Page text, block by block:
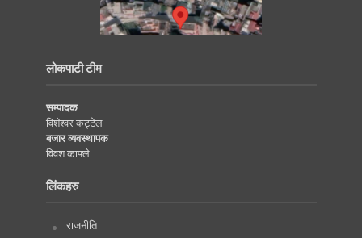
लोकपाटी टीम
सम्पादक
विशेश्वर कट्टेल
बजार व्यवस्थापक
विवश काफ्ले
लिंकहरु
राजनीति